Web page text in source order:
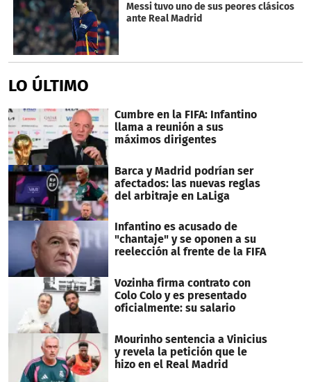
Messi tuvo uno de sus peores clásicos
ante Real Madrid
LO ÚLTIMO
Cumbre en la FIFA: Infantino
llama a reunión a sus
máximos dirigentes
Barca y Madrid podrían ser
afectados: las nuevas reglas
del arbitraje en LaLiga
Infantino es acusado de
"chantaje" y se oponen a su
reelección al frente de la FIFA
Vozinha firma contrato con
Colo Colo y es presentado
oficialmente: su salario
Mourinho sentencia a Vinicius
y revela la petición que le
hizo en el Real Madrid